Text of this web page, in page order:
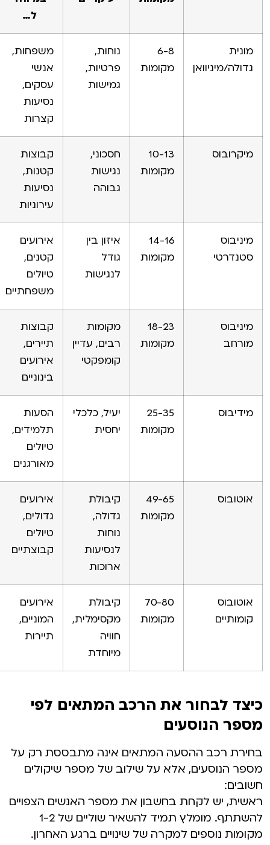
ל…
מונית
גדולה/מיניוואן
6-8
מקומות
נוחות,
פרטיות,
גמישות
משפחות,
אנשי
עסקים,
נסיעות
קצרות
מיקרובוס
10-13
מקומות
חסכוני,
נגישות
גבוהה
קבוצות
קטנות,
נסיעות
עירוניות
מיניבוס
סטנדרטי
14-16
מקומות
איזון בין
גודל
לנגישות
אירועים
קטנים,
טיולים
משפחתיים
מיניבוס
מורחב
18-23
מקומות
מקומות
רבים, עדיין
קומפקטי
קבוצות
תיירים,
אירועים
בינוניים
מידיבוס
25-35
מקומות
יעיל, כלכלי
יחסית
הסעות
תלמידים,
טיולים
מאורגנים
אוטובוס
49-65
מקומות
קיבולת
גדולה,
נוחות
לנסיעות
ארוכות
אירועים
גדולים,
טיולים
קבוצתיים
אוטובוס
קומותיים
70-80
מקומות
קיבולת
מקסימלית,
חוויה
מיוחדת
אירועים
המוניים,
תיירות
כיצד לבחור את הרכב המתאים לפי
מספר הנוסעים
בחירת רכב ההסעה המתאים אינה מתבססת רק על
מספר הנוסעים, אלא על שילוב של מספר שיקולים
חשובים:
ראשית, יש לקחת בחשבון את מספר האנשים הצפויים
להשתתף. מומלץ תמיד להשאיר שוליים של 1-2
מקומות נוספים למקרה של שינויים ברגע האחרון.